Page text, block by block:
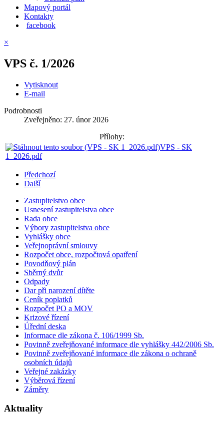
Mapový portál
Kontakty
facebook
×
VPS č. 1/2026
Vytisknout
E-mail
Podrobnosti
Zveřejněno: 27. únor 2026
Přílohy:
VPS - SK
1_2026.pdf
Předchozí
Další
Zastupitelstvo obce
Usnesení zastupitelstva obce
Rada obce
Výbory zastupitelstva obce
Vyhlášky obce
Veřejnoprávní smlouvy
Rozpočet obce, rozpočtová opatření
Povodňový plán
Sběrný dvůr
Odpady
Dar při narození dítěte
Ceník poplatků
Rozpočet PO a MOV
Krizové řízení
Úřední deska
Informace dle zákona č. 106/1999 Sb.
Povinně zveřejňované informace dle vyhlášky 442/2006 Sb.
Povinně zveřejňované informace dle zákona o ochraně
osobních údajů
Veřejné zakázky
Výběrová řízení
Záměry
Aktuality